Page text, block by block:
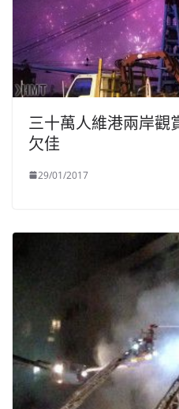
三十萬人維港兩岸觀
欠佳
29/01/2017